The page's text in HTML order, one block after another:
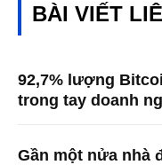
BÀI VIẾT
92,7% lượng
trong tay doanh
Gần một nửa nhà